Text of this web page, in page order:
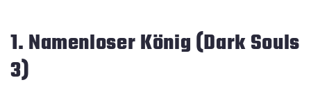
1. Namenloser König (Dark Souls
3)